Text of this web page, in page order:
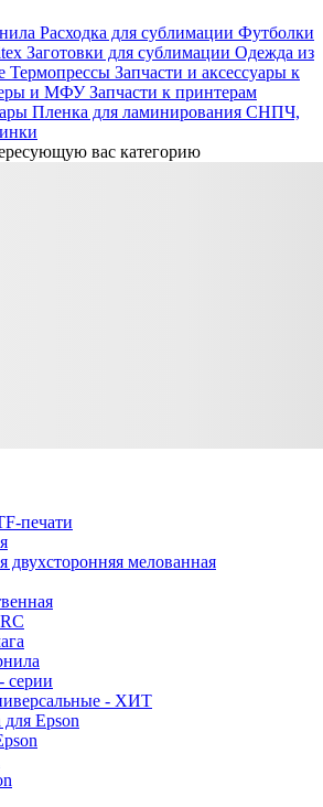
Расходка для сублимации Футболки
Заготовки для сублимации Одежда из
Термопрессы Запчасти и аксессуары к
и МФУЗапчасти к принтерам
Пленка для ламинирования СНПЧ,
вас категорию
печати
двухсторонняя мелованная
серии
- ХИТ
Epson